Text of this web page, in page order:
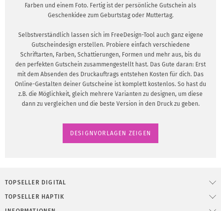
Farben und einem Foto. Fertig ist der persönliche Gutschein als
Geschenkidee zum Geburtstag oder Muttertag.
Selbstverständlich lassen sich im FreeDesign-Tool auch ganz eigene
Gutscheindesign erstellen. Probiere einfach verschiedene
Schriftarten, Farben, Schattierungen, Formen und mehr aus, bis du
den perfekten Gutschein zusammengestellt hast. Das Gute daran: Erst
mit dem Absenden des Druckauftrags entstehen Kosten für dich. Das
Online-Gestalten deiner Gutscheine ist komplett kostenlos. So hast du
z.B. die Möglichkeit, gleich mehrere Varianten zu designen, um diese
dann zu vergleichen und die beste Version in den Druck zu geben.
DESIGNVORLAGEN ZEIGEN
TOPSELLER DIGITAL
TOPSELLER HAPTIK